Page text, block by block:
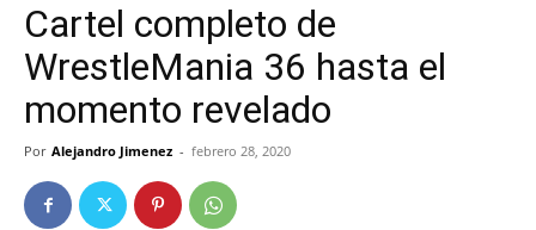
Cartel completo de
WrestleMania 36 hasta el
momento revelado
Por Alejandro Jimenez - febrero 28, 2020